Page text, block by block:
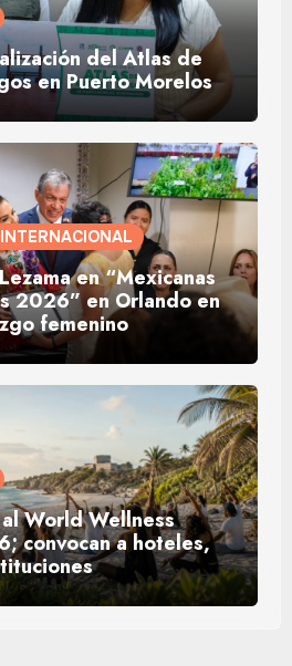
del Atlas de
en Puerto Morelos
INTERNACIONAL
en “Mexicanas
2026” en Orlando en
femenino
World Wellness
convocan a hoteles,